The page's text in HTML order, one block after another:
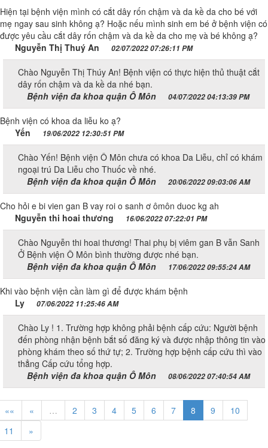
Hiện tại bệnh viện mình có cắt dây rốn chậm và da kề da cho bé với
mẹ ngay sau sinh không ạ? Hoặc nếu mình sinh em bé ở bệnh viện có
được yêu cầu cắt dây rốn chậm và da kề da cho mẹ và bé không ạ?
Nguyễn Thị Thuý An 02/07/2022 07:26:11 PM
Chào Nguyễn Thị Thúy An! Bệnh viện có thực hiện thủ thuật cắt
dây rốn chậm và da kề da nhé bạn.
Bệnh viện đa khoa quận Ô Môn
04/07/2022 04:13:39 PM
Bệnh viện có khoa da liễu ko ạ?
Yến
19/06/2022 12:30:51 PM
Chào Yến! Bệnh viện Ô Môn chưa có khoa Da Liễu, chỉ có khám
ngoại trú Da Liễu cho Thuốc về nhé.
Bệnh viện đa khoa quận Ô Môn
20/06/2022 09:03:06 AM
Cho hỏi e bi vien gan B vay roi o sanh ơ ômôn duoc kg ah
Nguyễn thi hoai thương
16/06/2022 07:22:01 PM
Chào Nguyễn thi hoai thương! Thai phụ bị viêm gan B vẫn Sanh
Ở Bệnh viện Ô Môn bình thường được nhé bạn.
Bệnh viện đa khoa quận Ô Môn
17/06/2022 09:55:24 AM
Khi vào bệnh viện cần làm gì để được khám bệnh
Ly 07/06/2022 11:25:46 AM
Chào Ly ! 1. Trường hợp không phải bệnh cấp cứu: Người bệnh
đến phòng nhận bệnh bắt số đăng ký và được nhập thông tin vào
phòng khám theo số thứ tự; 2. Trường hợp bệnh cấp cứu thì vào
thẳng Cấp cứu tổng hợp.
Bệnh viện đa khoa quận Ô Môn
08/06/2022 07:40:54 AM
«« « … 2 3 4 5 6 7 8 9
10
11
»